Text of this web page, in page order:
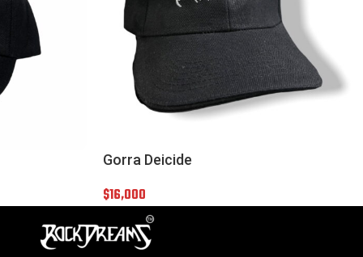
Gorra Deicide
$16,000
¡EsteMaleta Peluche Oveja Orejitas
puede ser tuyo solo por
Si tienes alguna duda, pregúntanos.